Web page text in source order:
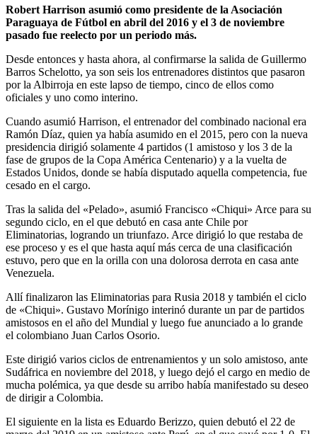
Robert Harrison asumió como presidente de la Asociación
Paraguaya de Fútbol en abril del 2016 y el 3 de noviembre
pasado fue reelecto por un periodo más.
Desde entonces y hasta ahora, al confirmarse la salida de Guillermo
Barros Schelotto, ya son seis los entrenadores distintos que pasaron
por la Albirroja en este lapso de tiempo, cinco de ellos como
oficiales y uno como interino.
Cuando asumió Harrison, el entrenador del combinado nacional era
Ramón Díaz, quien ya había asumido en el 2015, pero con la nueva
presidencia dirigió solamente 4 partidos (1 amistoso y los 3 de la
fase de grupos de la Copa América Centenario) y a la vuelta de
Estados Unidos, donde se había disputado aquella competencia, fue
cesado en el cargo.
Tras la salida del «Pelado», asumió Francisco «Chiqui» Arce para su
segundo ciclo, en el que debutó en casa ante Chile por
Eliminatorias, logrando un triunfazo. Arce dirigió lo que restaba de
ese proceso y es el que hasta aquí más cerca de una clasificación
estuvo, pero que en la orilla con una dolorosa derrota en casa ante
Venezuela.
Allí finalizaron las Eliminatorias para Rusia 2018 y también el ciclo
de «Chiqui». Gustavo Morínigo interinó durante un par de partidos
amistosos en el año del Mundial y luego fue anunciado a lo grande
el colombiano Juan Carlos Osorio.
Este dirigió varios ciclos de entrenamientos y un solo amistoso, ante
Sudáfrica en noviembre del 2018, y luego dejó el cargo en medio de
mucha polémica, ya que desde su arribo había manifestado su deseo
de dirigir a Colombia.
El siguiente en la lista es Eduardo Berizzo, quien debutó el 22 de